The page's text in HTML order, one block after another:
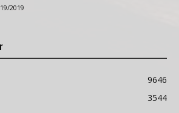
2019
9646
3544